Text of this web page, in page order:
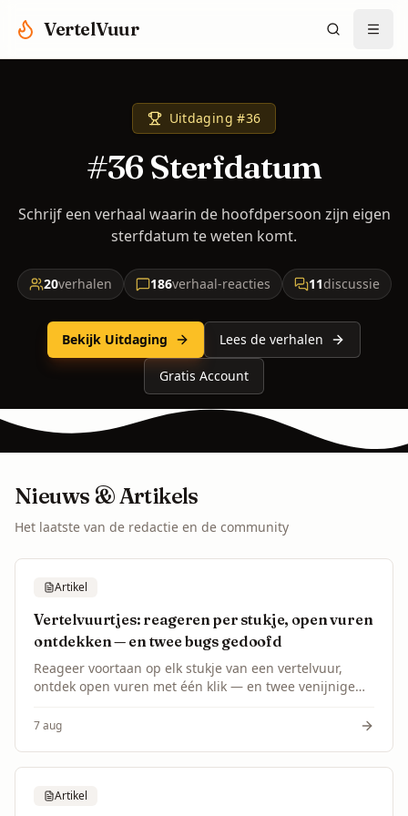
VertelVuur
Uitdaging #36
#36 Sterfdatum
Schrijf een verhaal waarin de hoofdpersoon zijn eigen
sterfdatum te weten komt.
20verhalen 186verhaal-reacties 11discussie
Bekijk Uitdaging Lees de verhalen
Gratis Account
Nieuws & Artikels
Het laatste van de redactie en de community
Artikel
Vertelvuurtjes: reageren per stukje, open vuren
ontdekken — en twee bugs gedoofd
Reageer voortaan op elk stukje van een vertelvuur,
ontdek open vuren met één klik — en twee venijnige
7 aug
Artikel